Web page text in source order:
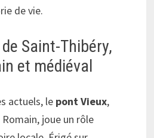
de vie.
Saint-Thibéry,
et médiéval
actuels, le pont Vieux,
joue un rôle